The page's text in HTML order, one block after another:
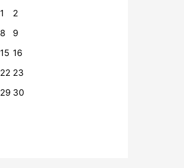
1
2
8
9
15 16
22 23
29 30